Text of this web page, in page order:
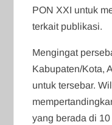
PON XXI untuk
terkait publikasi.
Mengingat
Kabupaten/Kota,
untuk tersebar.
yang berada di